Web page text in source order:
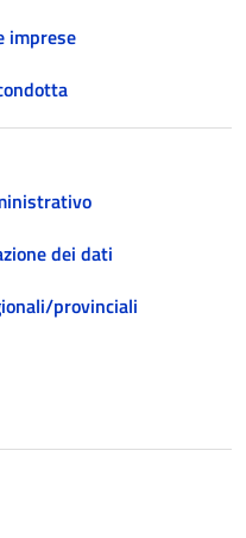
imprese
dei dati
provinciali